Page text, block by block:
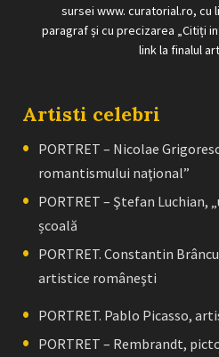
sursei www. curatorial.ro, cu
paragraf și cu precizarea „Citiți
link la finalul
Artisti celebri
PORTRET – Nicolae
romantismului naţional”
PORTRET – Ştefan Luchian,
școală
PORTRET. Constantin
artistice româneşti
PORTRET. Pablo Picasso,
PORTRET – Rembrandt,